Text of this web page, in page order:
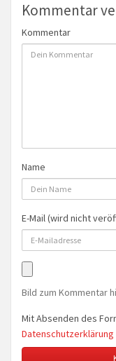
Kommentar
Kommentar
Name
E-Mail (wird nicht
Bild zum Kommentar
Mit Absenden des
Datenschutzerklärung